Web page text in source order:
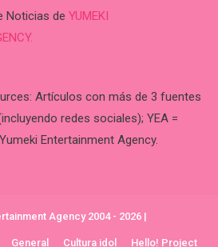
Noticias de YUMEKI
Artículos con más de 3 fuentes
redes sociales); YEA =
Entertainment Agency.
Agency 2004 - 2026 |
General Cultura idol Hello! Project